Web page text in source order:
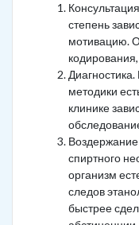
степень
мотивацию.
методики
клинике
Воздержание
спиртного
организм
следов
быстрее